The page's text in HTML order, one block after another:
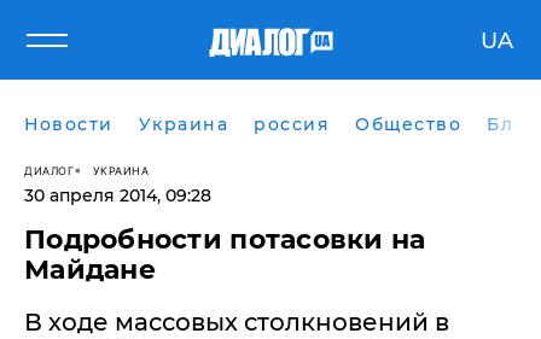
UA
Новости Украина россия Общество
ДИАЛОГ УКРАИНА
30 апреля 2014, 09:28
​Подробности потасовки на
Майдане
В ходе массовых столкновений в